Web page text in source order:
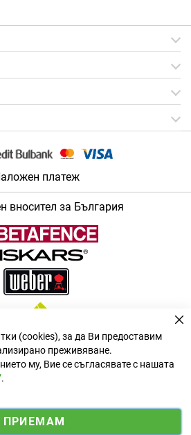
платеж
вносител за България
i
y
(cookies), за да Ви предоставим
преживяване.
му, Вие се съгласявате с нашата
.
ПРИЕМАМ